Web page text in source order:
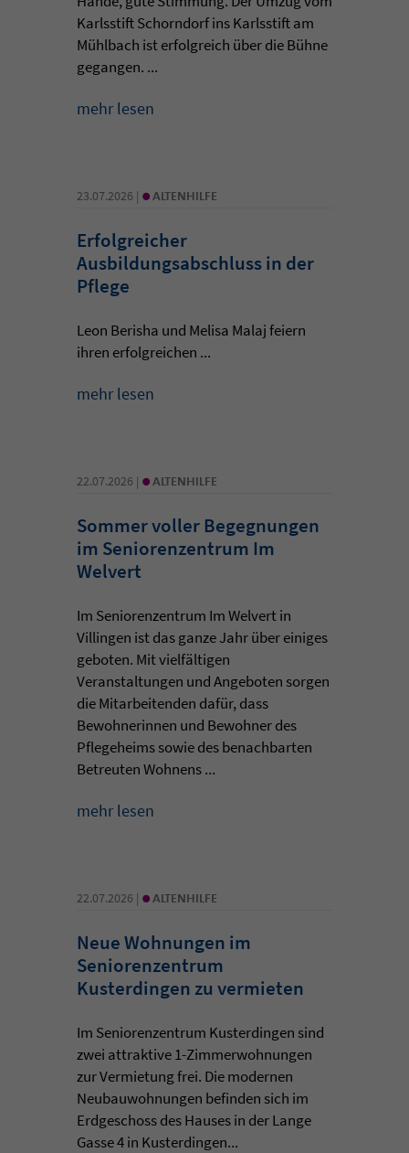
Karlsstift Schorndorf ins Karlsstift am
Mühlbach ist erfolgreich über die Bühne
gegangen. ...
mehr lesen
23.07.2026 | • ALTENHILFE
Erfolgreicher
Ausbildungsabschluss in der
Pflege
Leon Berisha und Melisa Malaj feiern
ihren erfolgreichen ...
mehr lesen
22.07.2026 | • ALTENHILFE
Sommer voller Begegnungen
im Seniorenzentrum Im
Welvert
Im Seniorenzentrum Im Welvert in
Villingen ist das ganze Jahr über einiges
geboten. Mit vielfältigen
Veranstaltungen und Angeboten sorgen
die Mitarbeitenden dafür, dass
Bewohnerinnen und Bewohner des
Pflegeheims sowie des benachbarten
Betreuten Wohnens ...
mehr lesen
22.07.2026 | • ALTENHILFE
Neue Wohnungen im
Seniorenzentrum
Kusterdingen zu vermieten
Im Seniorenzentrum Kusterdingen sind
zwei attraktive 1-Zimmerwohnungen
zur Vermietung frei. Die modernen
Neubauwohnungen befinden sich im
Erdgeschoss des Hauses in der Lange
Gasse 4 in Kusterdingen...